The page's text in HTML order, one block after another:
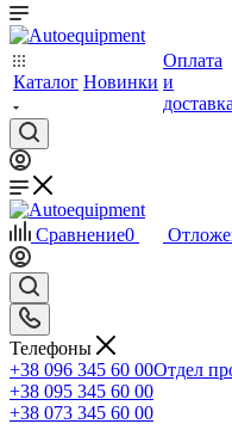
Каталог Новинки
Оплата
и
доставка
Сравнение0
Телефоны
+38 096 345 60 00Отдел
+38 095 345 60 00
+38 073 345 60 00